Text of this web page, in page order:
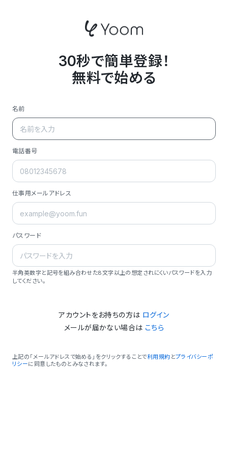
30秒で簡単登録！
無料で始める
名前
電話番号
仕事用メールアドレス
パスワード
半角英数字と記号を組み合わせた8文字以上の想定されにくいパスワードを入力
してください。
アカウントをお持ちの方は ログイン
メールが届かない場合は こちら
上記の「メールアドレスで始める」をクリックすることで利用規約 とプライバシーポ
リシーに同意したものとみなされます。